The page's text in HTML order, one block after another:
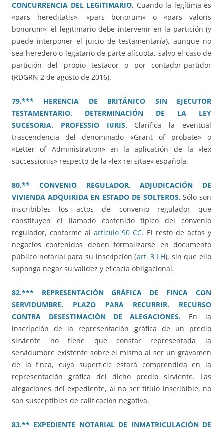
CONCURRENCIA DEL LEGITIMARIO. Cuando la legítima es
«pars hereditatis», «pars bonorum» o «pars valoris
bonorum», el legitimario debe intervenir en la partición (y
puede interponer el juicio de testamentaría), aunque no
sea heredero o legatario de parte alícuota, salvo el caso de
partición del propio testador o por contador-partidor
(RDGRN 2 de agosto de 2016).
79.*** HERENCIA DE BRITÁNICO SIN EJECUTOR
TESTAMENTARIO. DETERMINACIÓN DE LA LEY
SUCESORIA. PROFESSIO IURIS.Clarifica la eventual
trascendencia del denominado «Grant of probate» o
«Letter of Administration» en la aplicación de la «lex
successionis» respecto de la «lex rei sitae» española.
80.** CONVENIO REGULADOR.
ADJUDICACIÓN DE
VIVIENDA ADQUIRIDA EN ESTADO DE SOLTEROS.Sólo son
inscribibles los actos del convenio regulador que
constituyen el llamado contenido típico del convenio
regulador, conforme al artículo 90 CC. El resto de actos y
negocios contenidos deben formalizarse en documento
público notarial para su inscripción (art. 3 LH), sin que ello
suponga negar su validez y eficacia obligacional.
82.*** REPRESENTACIÓN GRÁFICA DE FINCA CON
SERVIDUMBRE. PLAZO PARA RECURRIR. RECURSO
CONTRA DESESTIMACIÓN DE ALEGACIONES. En la
inscripción de la representación gráfica de un predio
sirviente no tiene que constar representada la
servidumbre existente sobre el mismo al ser un gravamen
de la finca, cuya superficie estará comprendida en la
representación gráfica del dicho predio sirviente. Las
alegaciones del expediente, al no ser título inscribible, no
son susceptibles de calificación negativa.
83.** EXPEDIENTE NOTARIAL DE INMATRICULACIÓN DE